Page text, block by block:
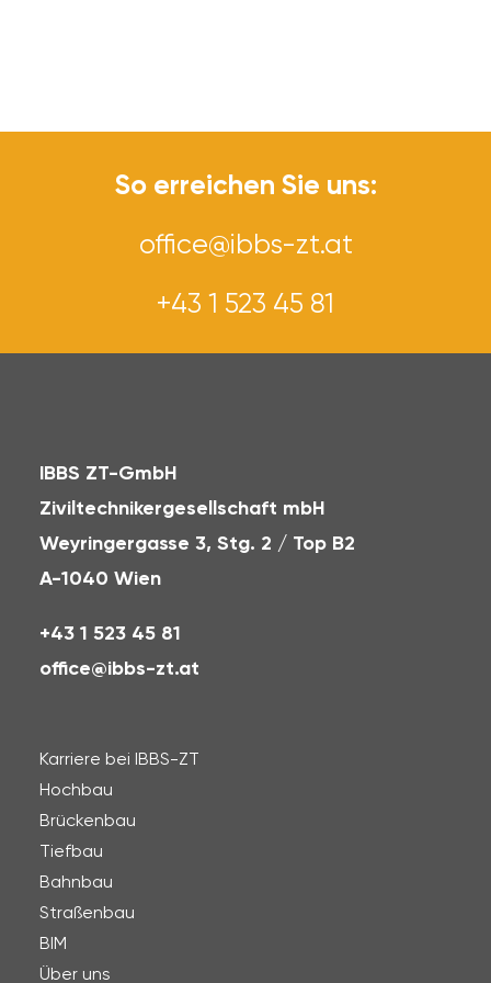
So erreichen Sie uns:
office@ibbs-zt.at
+43 1 523 45 81
IBBS ZT-GmbH
Ziviltechnikergesellschaft mbH
Weyringergasse 3, Stg. 2 / Top B2
A-1040 Wien
+43 1 523 45 81
office@ibbs-zt.at
Karriere bei IBBS-ZT
Hochbau
Brückenbau
Tiefbau
Bahnbau
Straßenbau
BIM
Über uns